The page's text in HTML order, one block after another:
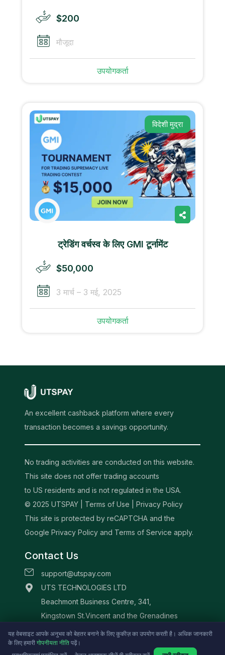
$200
मौजूदा
उपयोगकर्ता
विदेशी मुद्रा
ट्रेडिंग वर्चस्व के लिए GMI टूर्नामेंट
$50,000
3 मार्च – 3 मई, 2025
उपयोगकर्ता
An excellent cashback platform where every
transaction becomes a savings opportunity.
No trading activities are conducted on this website.
This site does not offer trading accounts
to US residents and is not regulated in the USA.
© 2025 UTSPAY | Terms of Use
Privacy Policy
This site is protected by reCAPTCHA and the
Google Privacy Policy and Terms of Service apply.
Contact Us
support@utspay.com
UTS TECHNOLOGIES LTD
Beachmont Business Centre, 341,
Kingstown St.Vincent and the Grenadines
यह वेबसाइट आपके अनुभव को बेहतर बनाने के लिए कुकीज़ का उपयोग करती है। अधिक जानकारी
के लिए हमारी गोपनीयता नीति पढ़ें।